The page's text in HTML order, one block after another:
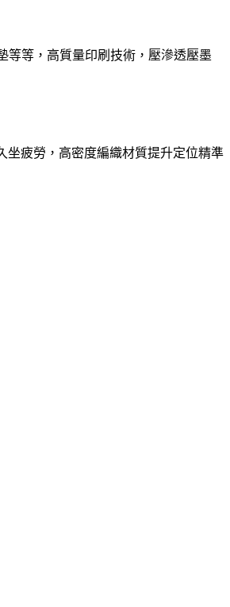
等等，高質量印刷技術，壓滲透壓墨
坐疲勞，高密度編織材質提升定位精準